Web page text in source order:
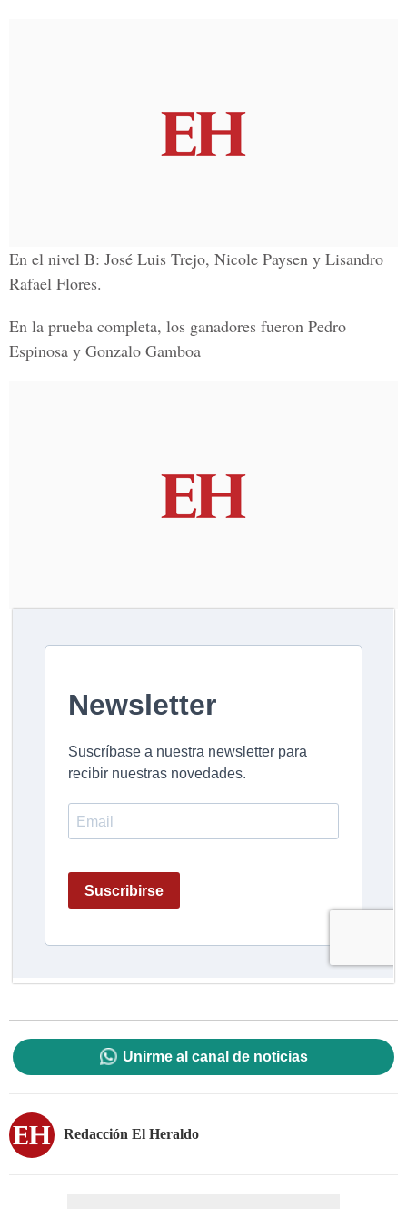
En el nivel B: José Luis Trejo, Nicole Paysen y Lisandro
Rafael Flores.
En la prueba completa, los ganadores fueron Pedro
Espinosa y Gonzalo Gamboa
Unirme al canal de noticias
Redacción El Heraldo